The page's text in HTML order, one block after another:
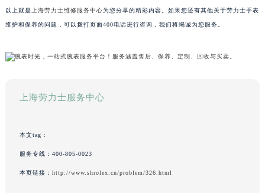
以上就是 上海劳力士维修服务中心为您分享的精彩内容。如果您还有其他关于劳力士手表
维护和保养的问题，可以拨打页面400电话进行咨询，我们将竭诚为您服务。
上海劳力士服务中心
本文tag：
服务专线： 400-805-0023
本页链接： http://www.shrolex.cn/problem/326.html